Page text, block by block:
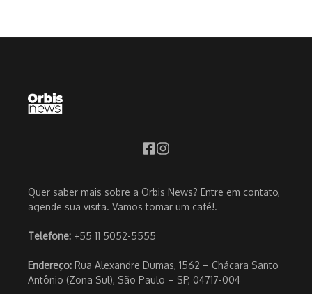
Quer saber mais sobre a Orbis News? Entre em contato,
agende sua visita. Vamos tomar um café!.
Telefone: +55 11 5052-5555
Endereço: Rua Alexandre Dumas, 1562 – Chácara Santo
Antônio (Zona Sul), São Paulo – SP, 04717-004